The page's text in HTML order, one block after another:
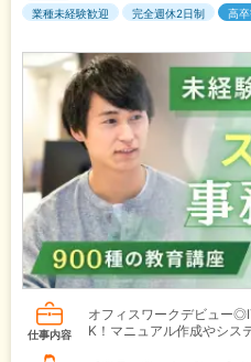
業種未経験歓迎
完全週休2日制 高
仕事内容
オフィスワークデビュー
K！マニュアル作成やシス